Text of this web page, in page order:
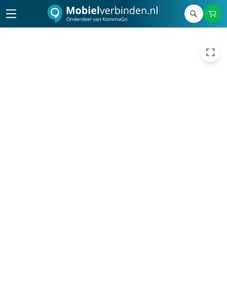
152,18 excl. btw
184,14 incl. btw